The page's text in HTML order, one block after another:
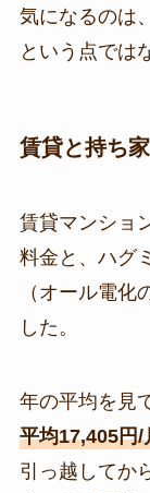
気になるのは
という点では
賃貸と持ち
賃貸マンショ
料金と、ハグ
（オール電化
した。
年の平均を見
平均17,405円/
引っ越してか